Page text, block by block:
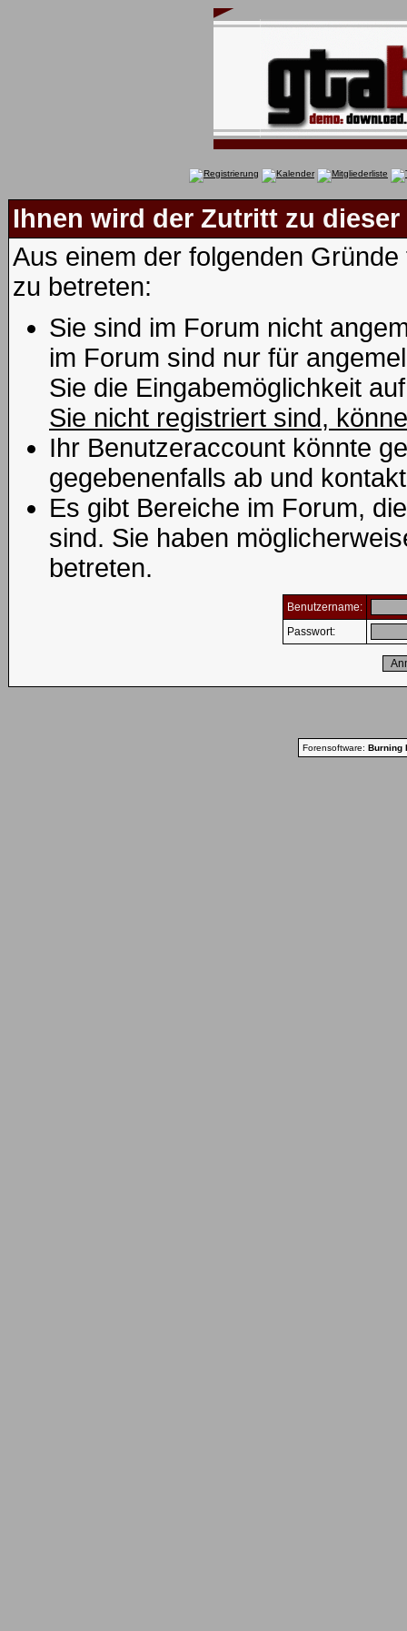
Ihnen wird der Zutritt zu
Aus einem der folgenden
zu betreten:
Sie sind im Forum nicht
im Forum sind nur für
Sie die Eingabemöglichkeit
Sie nicht registriert sind,
Ihr Benutzeraccount könnte
gegebenenfalls ab und
Es gibt Bereiche im Forum,
sind. Sie haben
betreten.
Benutzername:
Passwort:
Forensoftware: Burning